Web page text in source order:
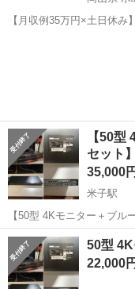
【月収例35万円×土日休み
【50型
セット
35,000円
米子駅
【50型 4Kモニター＋ブル
4K50D / Panasonic DMR-BRW510 ご覧いただきあり
す。 DMM.make製 50型
鳥取 米子市 米子駅
BRW
50型
22,000円